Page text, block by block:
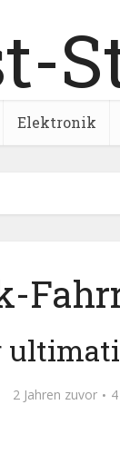
Elektronik
2 Jahren zuvor